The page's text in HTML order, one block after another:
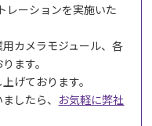
レーションを実施いた
カメラモジュール、各
ます。
げております。
したら、 お気軽に弊社